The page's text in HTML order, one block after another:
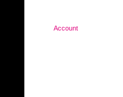
Account